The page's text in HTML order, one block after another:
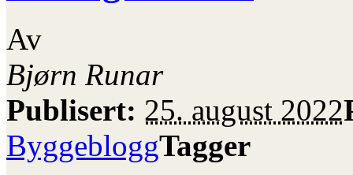
Av
Bjørn Runar
Publisert: 25. august 2022
ByggebloggTagger